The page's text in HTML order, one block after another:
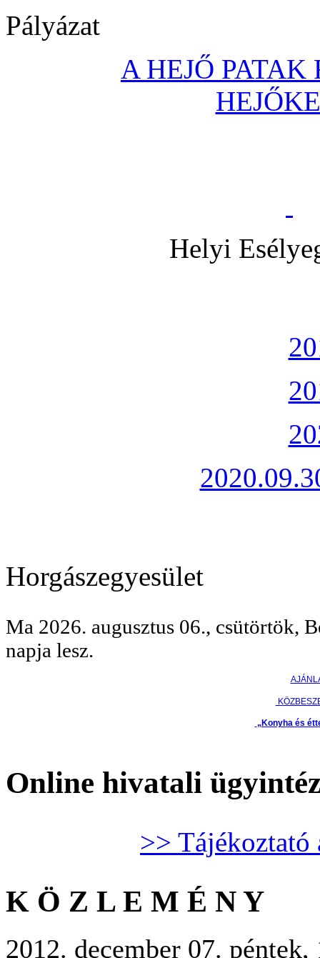
Pályázat
A HEJŐ
Helyi
Horgászegyesület
Ma 2026. augusztus 06., csütörtök,
napja lesz.
„Konyha és
Online hivatali
>> Tájékoztató
K Ö Z L E M É N Y
2012. december 07.